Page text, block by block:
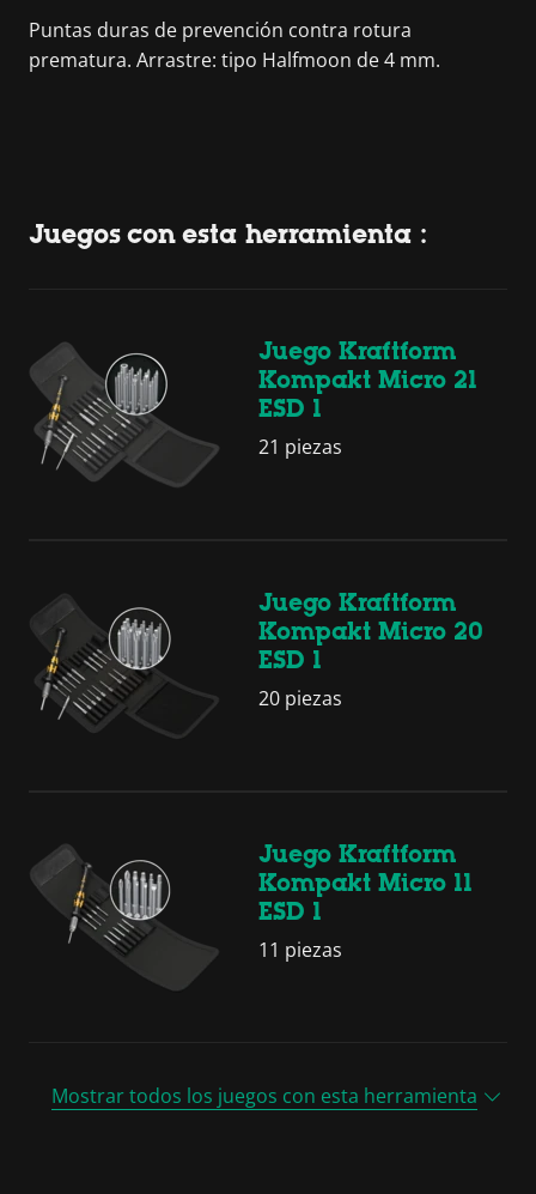
Puntas duras de prevención contra rotura
prematura. Arrastre: tipo Halfmoon de 4 mm.
Juegos con esta herramienta :
Juego Kraftform
Kompakt Micro 21
ESD 1
21 piezas
Juego Kraftform
Kompakt Micro 20
ESD 1
20 piezas
Juego Kraftform
Kompakt Micro 11
ESD 1
11 piezas
Mostrar todos los juegos con esta herramienta